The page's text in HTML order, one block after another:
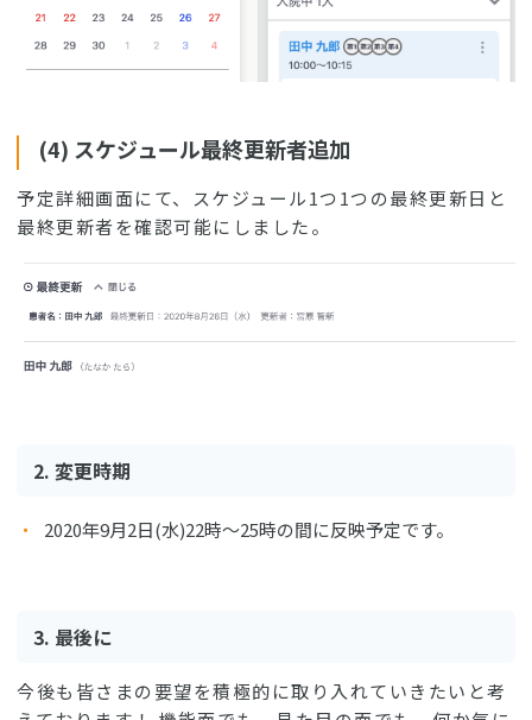
(4) スケジュール最終更新者追加
予定詳細画面にて、スケジュール1つ1つの最終更新日と
最終更新者を確認可能にしました。
2. 変更時期
2020年9月2日(水)22時〜25時の間に反映予定です。
3. 最後に
今後も皆さまの要望を積極的に取り入れていきたいと考